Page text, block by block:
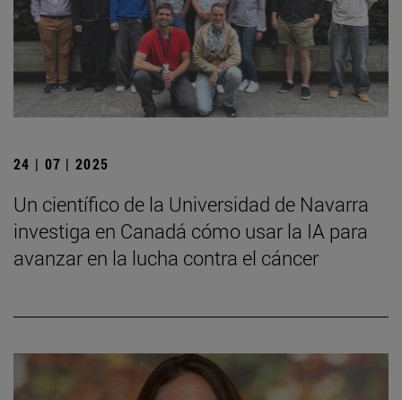
24 | 07 | 2025
Un científico de la Universidad de Navarra
investiga en Canadá cómo usar la IA para
avanzar en la lucha contra el cáncer